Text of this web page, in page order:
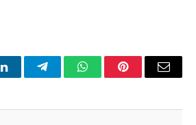
LinkedInTelegramWhatsAppPinterestEmail